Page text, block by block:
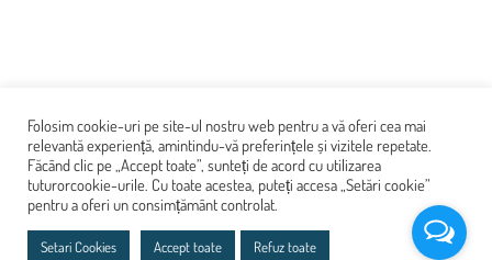
Soft Step este marca inregistrata a SC MEB PROFESERV SRL
Folosim cookie-uri pe site-ul nostru web pentru a vă oferi cea mai
relevantă experiență, amintindu-vă preferințele și vizitele repetate.
Făcând clic pe „Accept toate”, sunteți de acord cu utilizarea
tuturorcookie-urile. Cu toate acestea, puteți accesa „Setări cookie”
pentru a oferi un consimțământ controlat.
Setari Cookies Accept toate Refuz toate